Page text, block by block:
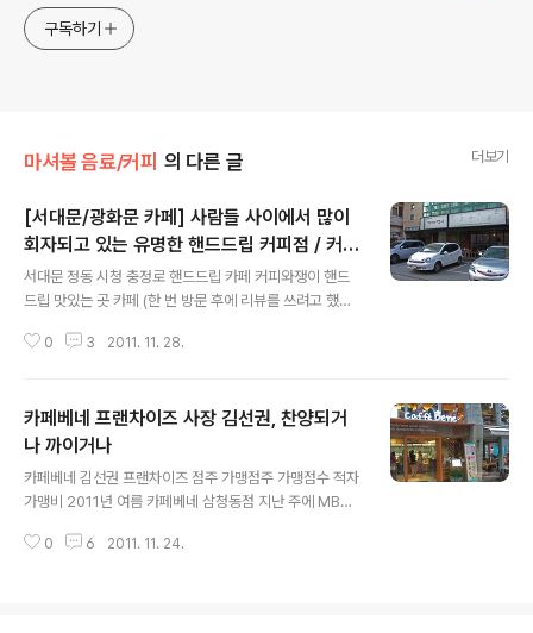
구독하기
마셔볼 음료/커피 의 다른 글 더보기
[서대문/광화문 카페] 사람들 사이에서 많이
회자되고 있는 유명한 핸드드립 커피점 / 커피
와쟁이
서대문 정동 시청 충정로 핸드드립 카페 커피와쟁이 핸드
드립 맛있는 곳 카페 (한 번 방문 후에 리뷰를 쓰려고 했으
하고 리뷰 내용의 신중을 기하기 위해서 한 번 더 방문하고
해를 가질 수 있고, 주관이 난무하는 와중에도 그래도 객관
성을 높이기 위한 노력의 일환으로 두 번 방문한 후에 리뷰
를 쓰기로 마음 먹은 것이다.) 커피와 쟁이는 서대문역 4번
출구로 나와서 오르막길에 있는 삼성서울병원 입구 맞은편
골목에 있다. 예전에 매체에서 처음 접한 이후로 여러 지인
들의 방문 권유와 리뷰 몇 편을 읽은 후에 궁금증이 샘솟았
0 3 2011. 11. 28.
카페베네 프랜차이즈 사장 김선권, 찬양되거
나 까이거나
카페베네 김선권 프랜차이즈 점주 가맹점주 가맹점수 적자
가맹비 2011년 여름 카페베네 삼청동점 지난 주에 MBN
편이 방송된 것을 봤는데, 오늘자 아시아경제 기사에서는
0 6 2011. 11. 24.